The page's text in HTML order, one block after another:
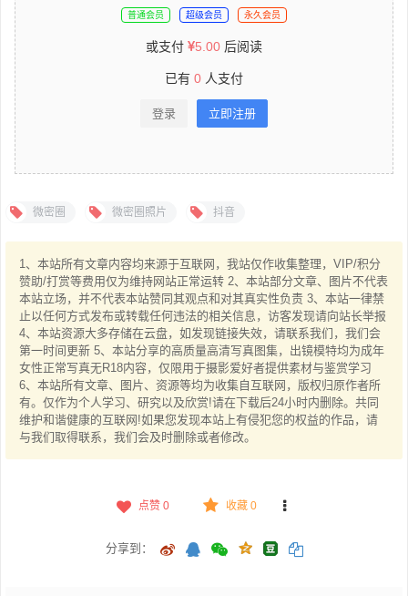
普通会员 超级会员 永久会员
或支付 5.00 后阅读
已有 0 人支付
登录 立即注册
微密圈 微密圈照片 抖音
1、本站所有文章内容均来源于互联网，我站仅作收集整理，VIP/积分
赞助/打赏等费用仅为维持网站正常运转 2、本站部分文章、图片不代表
本站立场，并不代表本站赞同其观点和对其真实性负责 3、本站一律禁
止以任何方式发布或转载任何违法的相关信息，访客发现请向站长举报
4、本站资源大多存储在云盘，如发现链接失效，请联系我们，我们会
第一时间更新 5、本站分享的高质量高清写真图集，出镜模特均为成年
女性正常写真无R18内容，仅限用于摄影爱好者提供素材与鉴赏学习
6、本站所有文章、图片、资源等均为收集自互联网，版权归原作者所
有。仅作为个人学习、研究以及欣赏!请在下载后24小时内删除。共同
维护和谐健康的互联网!如果您发现本站上有侵犯您的权益的作品，请
与我们取得联系，我们会及时删除或者修改。
点赞 0 收藏 0
分享到：